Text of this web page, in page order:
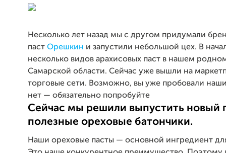
Несколько лет назад мы с другом придумали
паст Орешкин и запустили небольшой цех. В
несколько видов арахисовых паст в нашем
Самарской области. Сейчас уже вышли на
торговые сети. Возможно, вы уже пробовали
нет — обязательно попробуйте
Сейчас мы решили выпустить новый
полезные ореховые батончики.
Наши ореховые пасты — основной ингредиент